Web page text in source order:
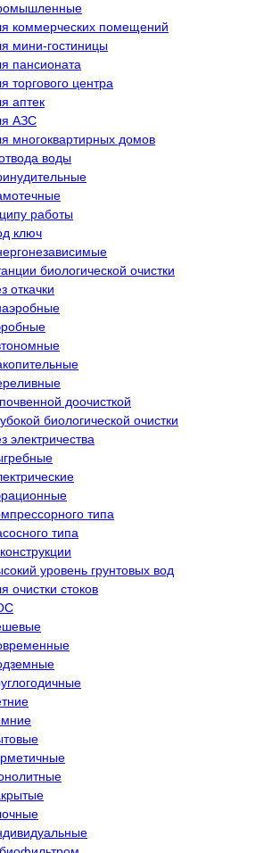
коммерческих помещений
мини-гостиницы
пансионата
торгового центра
аптек
АЗС
многоквартирных домов
воды
работы
ключ
биологической очистки
откачки
доочисткой
биологической очистки
электричества
типа
типа
уровень грунтовых вод
очистки стоков